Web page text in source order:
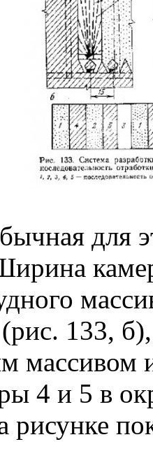
для
133,
массивом
4 и 5 в
рисунке